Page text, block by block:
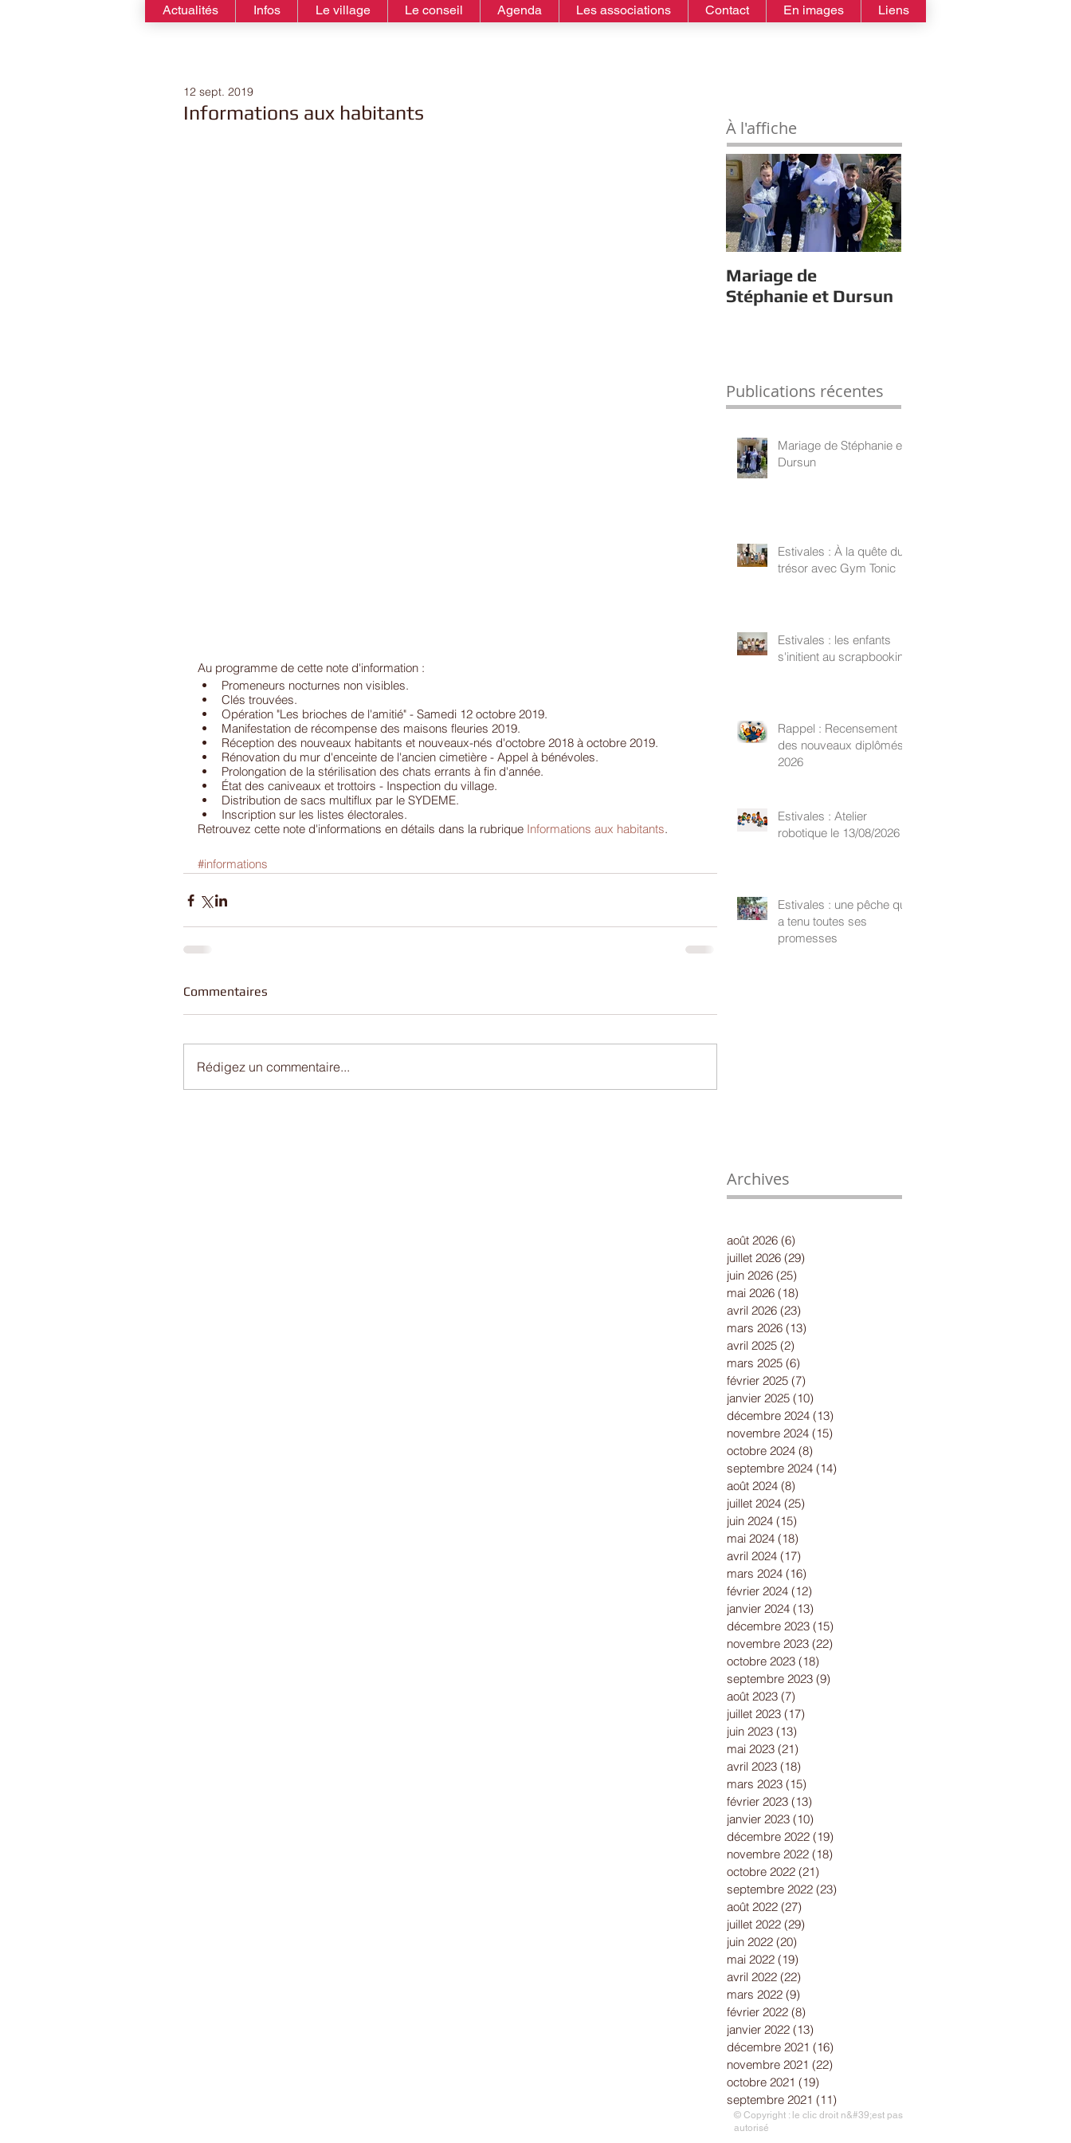
Actualités Infos Le village Le conseil Agenda Les associations Contact En images Liens
Informations aux habitants
12 sept. 2019
Au programme de cette note d'information :
Promeneurs nocturnes non visibles.
Clés trouvées.
Opération "Les brioches de l'amitié" - Samedi 12 octobre 2019.
Manifestation de récompense des maisons fleuries 2019.
Réception des nouveaux habitants et nouveaux-nés d'octobre 2018 à octobre 2019.
Rénovation du mur d'enceinte de l'ancien cimetière - Appel à bénévoles.
Prolongation de la stérilisation des chats errants à fin d'année.
État des caniveaux et trottoirs - Inspection du village.
Distribution de sacs multiflux par le SYDEME.
Inscription sur les listes électorales.
Retrouvez cette note d'informations en détails dans la rubrique Informations aux habitants.
#informations
Commentaires
Rédigez un commentaire...
À l'affiche
Mariage de
Stéphanie et Dursun
Publications récentes
Mariage de Stéphanie et
Dursun
Estivales : À la quête du
trésor avec Gym Tonic
Estivales : les enfants
s'initient au scrapbooking
Rappel : Recensement
des nouveaux diplômés
2026
Estivales : Atelier
robotique le 13/08/2026
Estivales : une pêche qui
a tenu toutes ses
promesses
Archives
août 2026 (6)
juillet 2026 (29)
juin 2026 (25)
mai 2026 (18)
avril 2026 (23)
mars 2026 (13)
avril 2025 (2)
mars 2025 (6)
février 2025 (7)
janvier 2025 (10)
décembre 2024 (13)
novembre 2024 (15)
octobre 2024 (8)
septembre 2024 (14)
août 2024 (8)
juillet 2024 (25)
juin 2024 (15)
mai 2024 (18)
avril 2024 (17)
mars 2024 (16)
février 2024 (12)
janvier 2024 (13)
décembre 2023 (15)
novembre 2023 (22)
octobre 2023 (18)
septembre 2023 (9)
août 2023 (7)
juillet 2023 (17)
juin 2023 (13)
mai 2023 (21)
avril 2023 (18)
mars 2023 (15)
février 2023 (13)
janvier 2023 (10)
décembre 2022 (19)
novembre 2022 (18)
octobre 2022 (21)
septembre 2022 (23)
août 2022 (27)
juillet 2022 (29)
juin 2022 (20)
mai 2022 (19)
avril 2022 (22)
mars 2022 (9)
février 2022 (8)
janvier 2022 (13)
décembre 2021 (16)
novembre 2021 (22)
octobre 2021 (19)
septembre 2021 (11)
© Copyright : le clic droit n&#39;est pas
autorisé